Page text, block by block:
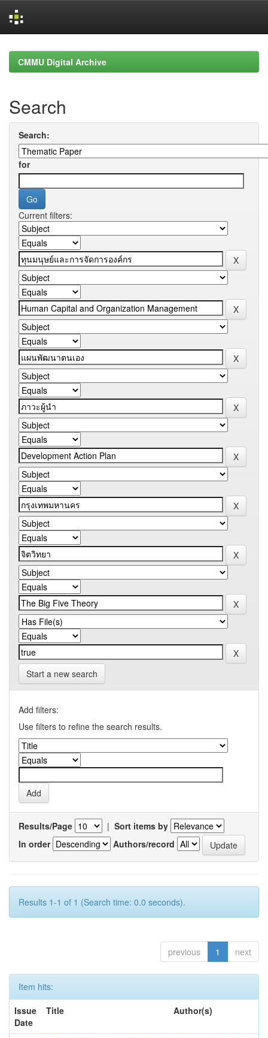
navigationCMMU Digital Archive
Search
Search:
for
Current filters:
Start a new search
Add filters:
Use filters to refine the search results.
Results/Page | Sort items by
In order
Authors/record
Results 1-1 of 1 (Search time: 0.0 seconds).
previous 1 next
Item hits:
Issue
Date
Title Author(s)